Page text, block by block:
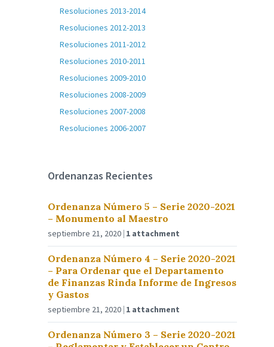
Resoluciones 2013-2014
Resoluciones 2012-2013
Resoluciones 2011-2012
Resoluciones 2010-2011
Resoluciones 2009-2010
Resoluciones 2008-2009
Resoluciones 2007-2008
Resoluciones 2006-2007
Ordenanzas Recientes
Ordenanza Número 5 – Serie 2020-2021
– Monumento al Maestro
septiembre 21, 2020 1 attachment
Ordenanza Número 4 – Serie 2020-2021
– Para Ordenar que el Departamento
de Finanzas Rinda Informe de Ingresos
y Gastos
septiembre 21, 2020 1 attachment
Ordenanza Número 3 – Serie 2020-2021